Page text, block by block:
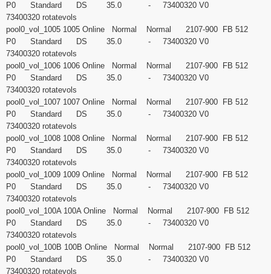
P0 Standard DS 35.0 - 73400320 V0
73400320 rotatevols
pool0_vol_1005 1005 Online Normal Normal 2107-900 FB 512
P0 Standard DS 35.0 - 73400320 V0
73400320 rotatevols
pool0_vol_1006 1006 Online Normal Normal 2107-900 FB 512
P0 Standard DS 35.0 - 73400320 V0
73400320 rotatevols
pool0_vol_1007 1007 Online Normal Normal 2107-900 FB 512
P0 Standard DS 35.0 - 73400320 V0
73400320 rotatevols
pool0_vol_1008 1008 Online Normal Normal 2107-900 FB 512
P0 Standard DS 35.0 - 73400320 V0
73400320 rotatevols
pool0_vol_1009 1009 Online Normal Normal 2107-900 FB 512
P0 Standard DS 35.0 - 73400320 V0
73400320 rotatevols
pool0_vol_100A 100A Online Normal Normal 2107-900 FB 512
P0 Standard DS 35.0 - 73400320 V0
73400320 rotatevols
pool0_vol_100B 100B Online Normal Normal 2107-900 FB 512
P0 Standard DS 35.0 - 73400320 V0
73400320 rotatevols